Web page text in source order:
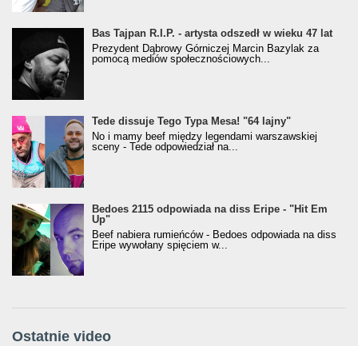
Bas Tajpan R.I.P. - artysta odszedł w wieku 47 lat
Prezydent Dąbrowy Górniczej Marcin Bazylak za
pomocą mediów społecznościowych...
Tede dissuje Tego Typa Mesa! "64 lajny"
No i mamy beef między legendami warszawskiej
sceny - Tede odpowiedział na...
Bedoes 2115 odpowiada na diss Eripe - "Hit Em
Up"
Beef nabiera rumieńców - Bedoes odpowiada na diss
Eripe wywołany spięciem w...
Ostatnie video